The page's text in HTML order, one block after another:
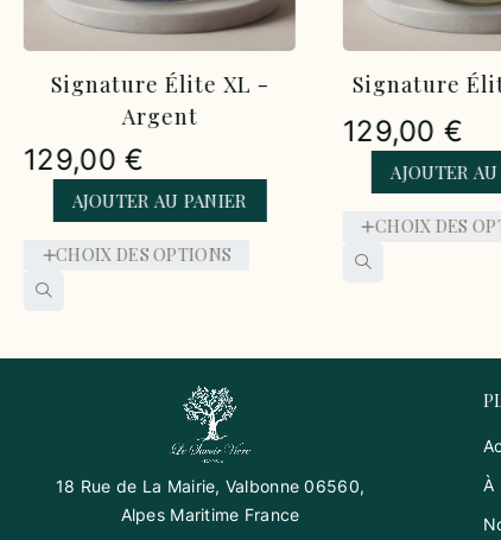
Élite XL -
€
AU PANIER
OPTIONS
Signature Élite XL - Or
€
AJOUTER AU PANIER
CHOIX DES OPTIONS
18 Rue de La Mairie, Valbonne 06560,
Alpes Maritime France
À